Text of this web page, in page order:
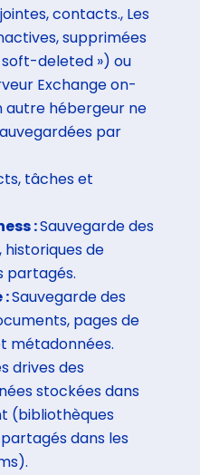
contacts., Les
supprimées
soft-deleted ») ou
Exchange on-
autre hébergeur ne
par
tâches et
:Sauvegarde des
de
partagés.
:Sauvegarde des
pages de
métadonnées.
drives des
stockées dans
(bibliothèques
dans les